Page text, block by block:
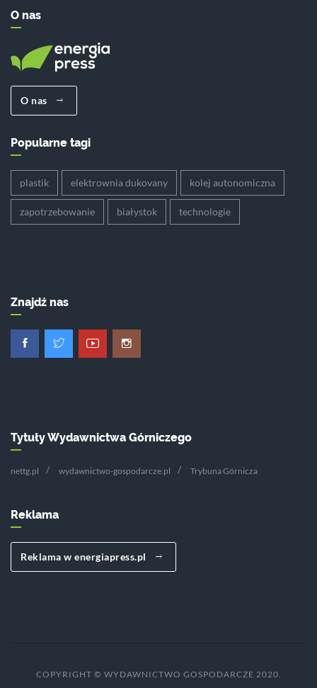
O nas
O nas
Popularne tagi
plastik elektrownia dukovany kolej autonomiczna
zapotrzebowanie białystok technologie
Znajdź nas
Tytuły Wydawnictwa Górniczego
nettg.pl wydawnictwo-gospodarcze.pl Trybuna Górnicza
Reklama
Reklama w energiapress.pl
COPYRIGHT © WYDAWNICTWO GOSPODARCZE 2020.